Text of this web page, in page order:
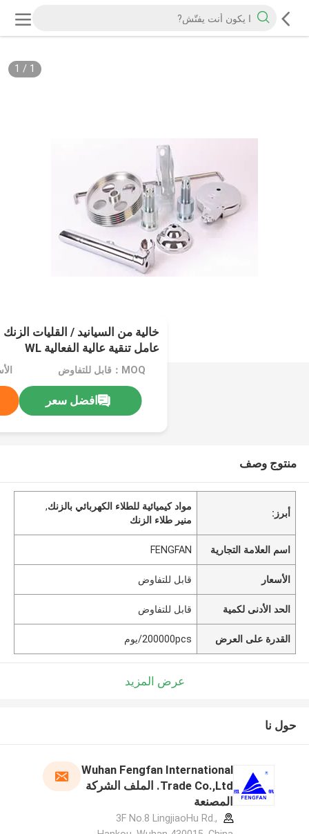
1
/
1
خالية من السيانيد / القليات الزنك
عامل تنقية عالية الفعالية WL
MOQ：قابل للتفاوض
افضل سعر
منتوج وصف
أبرز:
مواد كيميائية للطلاء الكهربائي بالزنك,
منير طلاء الزنك
اسم العلامة التجارية FENGFAN
الأسعار قابل للتفاوض
الحد الأدنى لكمية قابل للتفاوض
القدرة على العرض 200000pcs/يوم
عرض المزيد
حول نا
Wuhan Fengfan International
Trade Co.,Ltd. الملف الشركة
المصنعة
3F No.8 LingjiaoHu Rd.,